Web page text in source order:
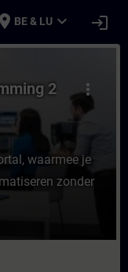
place BE & LU expand_more login
more_vert
2
waarmee je
zonder